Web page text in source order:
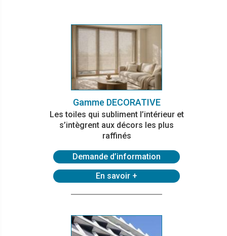
Gamme DECORATIVE
Les toiles qui subliment l’intérieur et
s’intègrent aux décors les plus
raffinés
Demande d’information
En savoir +